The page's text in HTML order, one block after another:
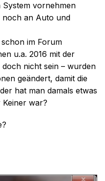
vornehmen
noch an Auto und
im Forum
u.a. 2016 mit der
nicht sein – wurden
geändert, damit die
hat man damals etwas
war?